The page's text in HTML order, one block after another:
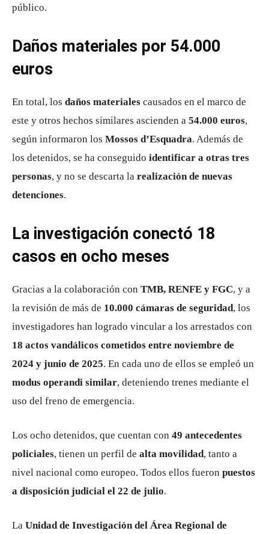
público.
Daños materiales por 54.000
euros
En total, los daños materiales causados en el marco de
este y otros hechos similares ascienden a 54.000 euros,
según informaron los Mossos d’Esquadra. Además de
los detenidos, se ha conseguido identificar a otras tres
personas, y no se descarta la realización de nuevas
detenciones.
La investigación conectó 18
casos en ocho meses
Gracias a la colaboración con TMB, RENFE y FGC, y a
la revisión de más de 10.000 cámaras de seguridad, los
investigadores han logrado vincular a los arrestados con
18 actos vandálicos cometidos entre noviembre de
2024 y junio de 2025. En cada uno de ellos se empleó un
modus operandi similar, deteniendo trenes mediante el
uso del freno de emergencia.
Los ocho detenidos, que cuentan con 49 antecedentes
policiales, tienen un perfil de alta movilidad, tanto a
nivel nacional como europeo. Todos ellos fueron puestos
a disposición judicial el 22 de julio.
La Unidad de Investigación del Área Regional de